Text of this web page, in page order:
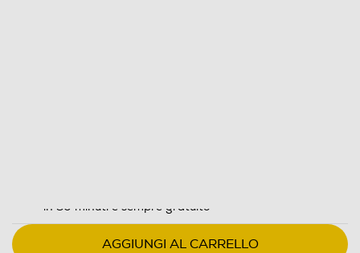
in 30 minuti e sempre gratuito
AGGIUNGI AL CARRELLO